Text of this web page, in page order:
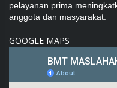
pelayanan prima
anggota dan masyarakat.
GOOGLE MAPS